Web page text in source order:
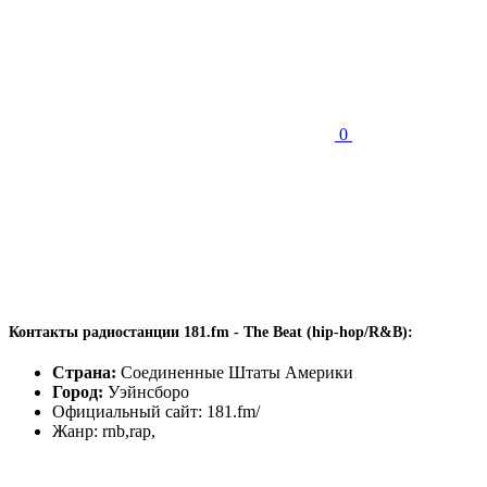
0
Контакты радиостанции 181.fm - The Beat (hip-hop/R&B):
Страна: Соединенные Штаты Америки
Город: Уэйнсборо
Официальный сайт: 181.fm/
Жанр: rnb,rap,